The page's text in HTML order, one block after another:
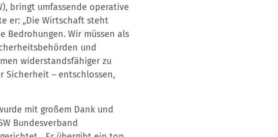
bringt umfassende operative
er: „Die Wirtschaft steht
Wir müssen als
und
widerstandsfähiger zu
Sicherheit – entschlossen,
mit großem Dank und
Bundesverband